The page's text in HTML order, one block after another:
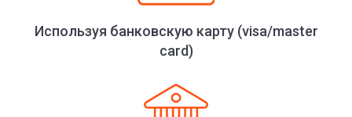
Используя банковскую карту (visa/master
card)